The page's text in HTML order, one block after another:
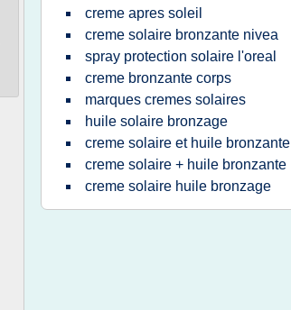
creme apres soleil
creme solaire bronzante nivea
spray protection solaire l'oreal
creme bronzante corps
marques cremes solaires
huile solaire bronzage
creme solaire et huile bronzante
creme solaire + huile bronzante
creme solaire huile bronzage